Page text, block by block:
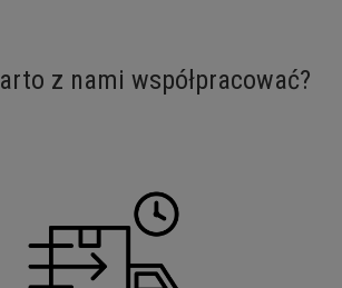
z nami współpracować?